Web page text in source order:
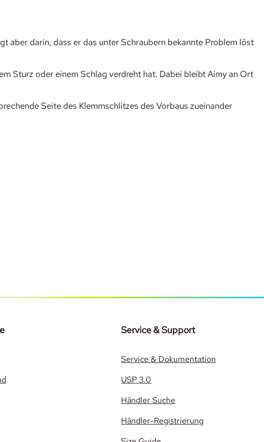
aber darin, dass er das unter Schraubern bekannte Problem löst
Sturz oder einem Schlag verdreht hat. Dabei bleibt Aimy an Ort
Seite des Klemmschlitzes des Vorbaus zueinander
Service & Support
Service & Dokumentation
USP 3.0
Händler Suche
Händler-Registrierung